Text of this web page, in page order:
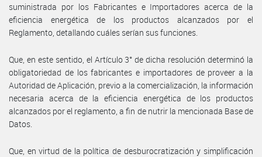
suministrada por los Fabricantes e Importadores acerca de la
eficiencia energética de los productos alcanzados por el
Reglamento, detallando cuáles serían sus funciones.
Que, en este sentido, el Artículo 3° de dicha resolución determinó la
obligatoriedad de los fabricantes e importadores de proveer a la
Autoridad de Aplicación, previo a la comercialización, la información
necesaria acerca de la eficiencia energética de los productos
alcanzados por el reglamento, a fin de nutrir la mencionada Base de
Datos.
Que, en virtud de la política de desburocratización y simplificación